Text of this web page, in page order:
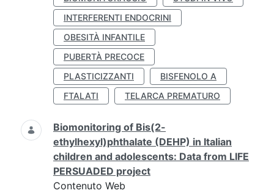
INTERFERENTI ENDOCRINI
OBESITÀ INFANTILE
PUBERTÀ PRECOCE
PLASTICIZZANTI
BISFENOLO A
FTALATI
TELARCA PREMATURO
Biomonitoring of Bis(2-
ethylhexyl)phthalate (DEHP) in Italian
children and adolescents: Data from LIFE
PERSUADED project
Contenuto Web